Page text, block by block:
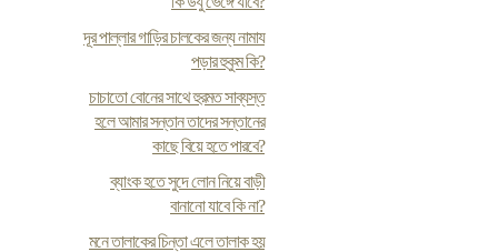
দূর পাল্লার গাড়ির চালকের জন্য নামায
পড়ার হুকুম কি?
চাচাতো বোনের সাথে হুরমত সাব্যস্ত
হলে আমার সন্তান তাদের সন্তানের
কাছে বিয়ে হতে পারবে?
ব্যাংক হতে সুদে লোন নিয়ে বাড়ী
বানানো যাবে কি না?
মনে তালাকের চিন্তা এলে তালাক হয়